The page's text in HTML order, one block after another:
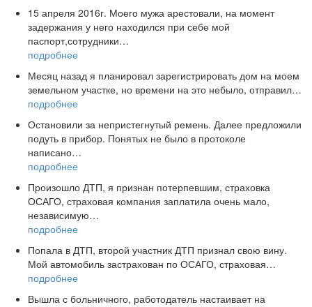
15 апреля 2016г. Моего мужа арестовали, на момент
задержания у него находился при себе мой
паспорт,сотрудники…
подробнее
Месяц назад я планировал зарегистрировать дом на моем
земельном участке, но времени на это небыло, отправил…
подробнее
Остановили за непристегнутый ремень. Далее предложили
подуть в прибор. Понятых не было в протоколе
написано…
подробнее
Произошло ДТП, я признан потерпевшим, страховка
ОСАГО, страховая компания заплатила очень мало,
независимую…
подробнее
Попала в ДТП, второй участник ДТП признал свою вину.
Мой автомобиль застрахован по ОСАГО, страховая…
подробнее
Вышла с больничного, работодатель настаивает на